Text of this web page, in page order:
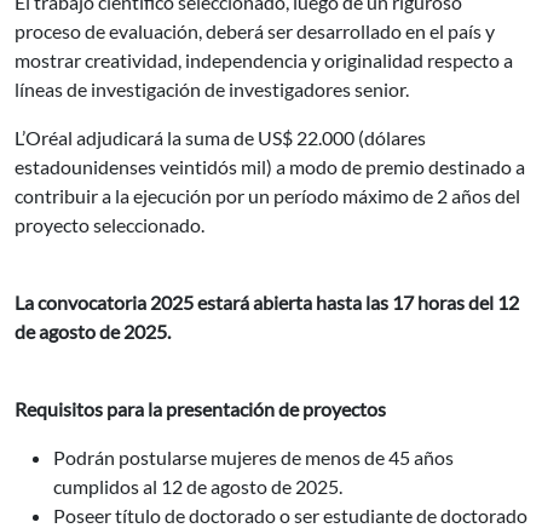
proceso de evaluación, deberá ser desarrollado en el país y
mostrar creatividad, independencia y originalidad respecto a
líneas de investigación de investigadores senior.
L’Oréal adjudicará la suma de US$ 22.000 (dólares
estadounidenses veintidós mil) a modo de premio destinado a
contribuir a la ejecución por un período máximo de 2 años del
proyecto seleccionado.
La convocatoria 2025 estará abierta hasta las 17 horas del 12
de agosto de 2025.
Requisitos para la presentación de proyectos
Podrán postularse mujeres de menos de 45 años
cumplidos al 12 de agosto de 2025.
Poseer título de doctorado o ser estudiante de doctorado